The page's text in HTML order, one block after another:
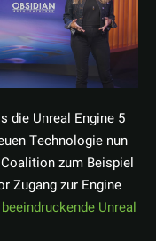
die Unreal Engine 5
Technologie nun
zum Beispiel
Zugang zur Engine
beeindruckende Unreal